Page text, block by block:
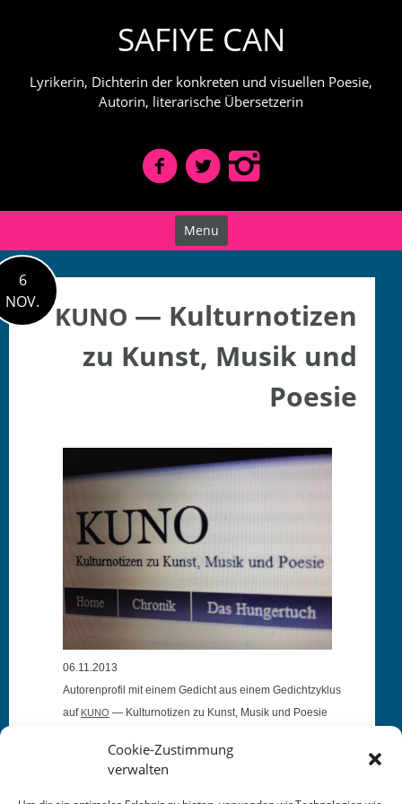
Cookie-Zustimmung
verwalten
SAFIYE CAN
Lyrikerin, Dichterin der konkreten und visuellen Poesie,
Autorin, literarische Übersetzerin
Menu
6
NOV.
KUNO — Kulturnotizen
zu Kunst, Musik und
Poesie
06.11.2013
Autoren­pro­fil mit einem Gedicht aus einem Gedichtzyk­lus
auf KUNO — Kul­turnoti­zen zu Kun­st, Musik und Poesie